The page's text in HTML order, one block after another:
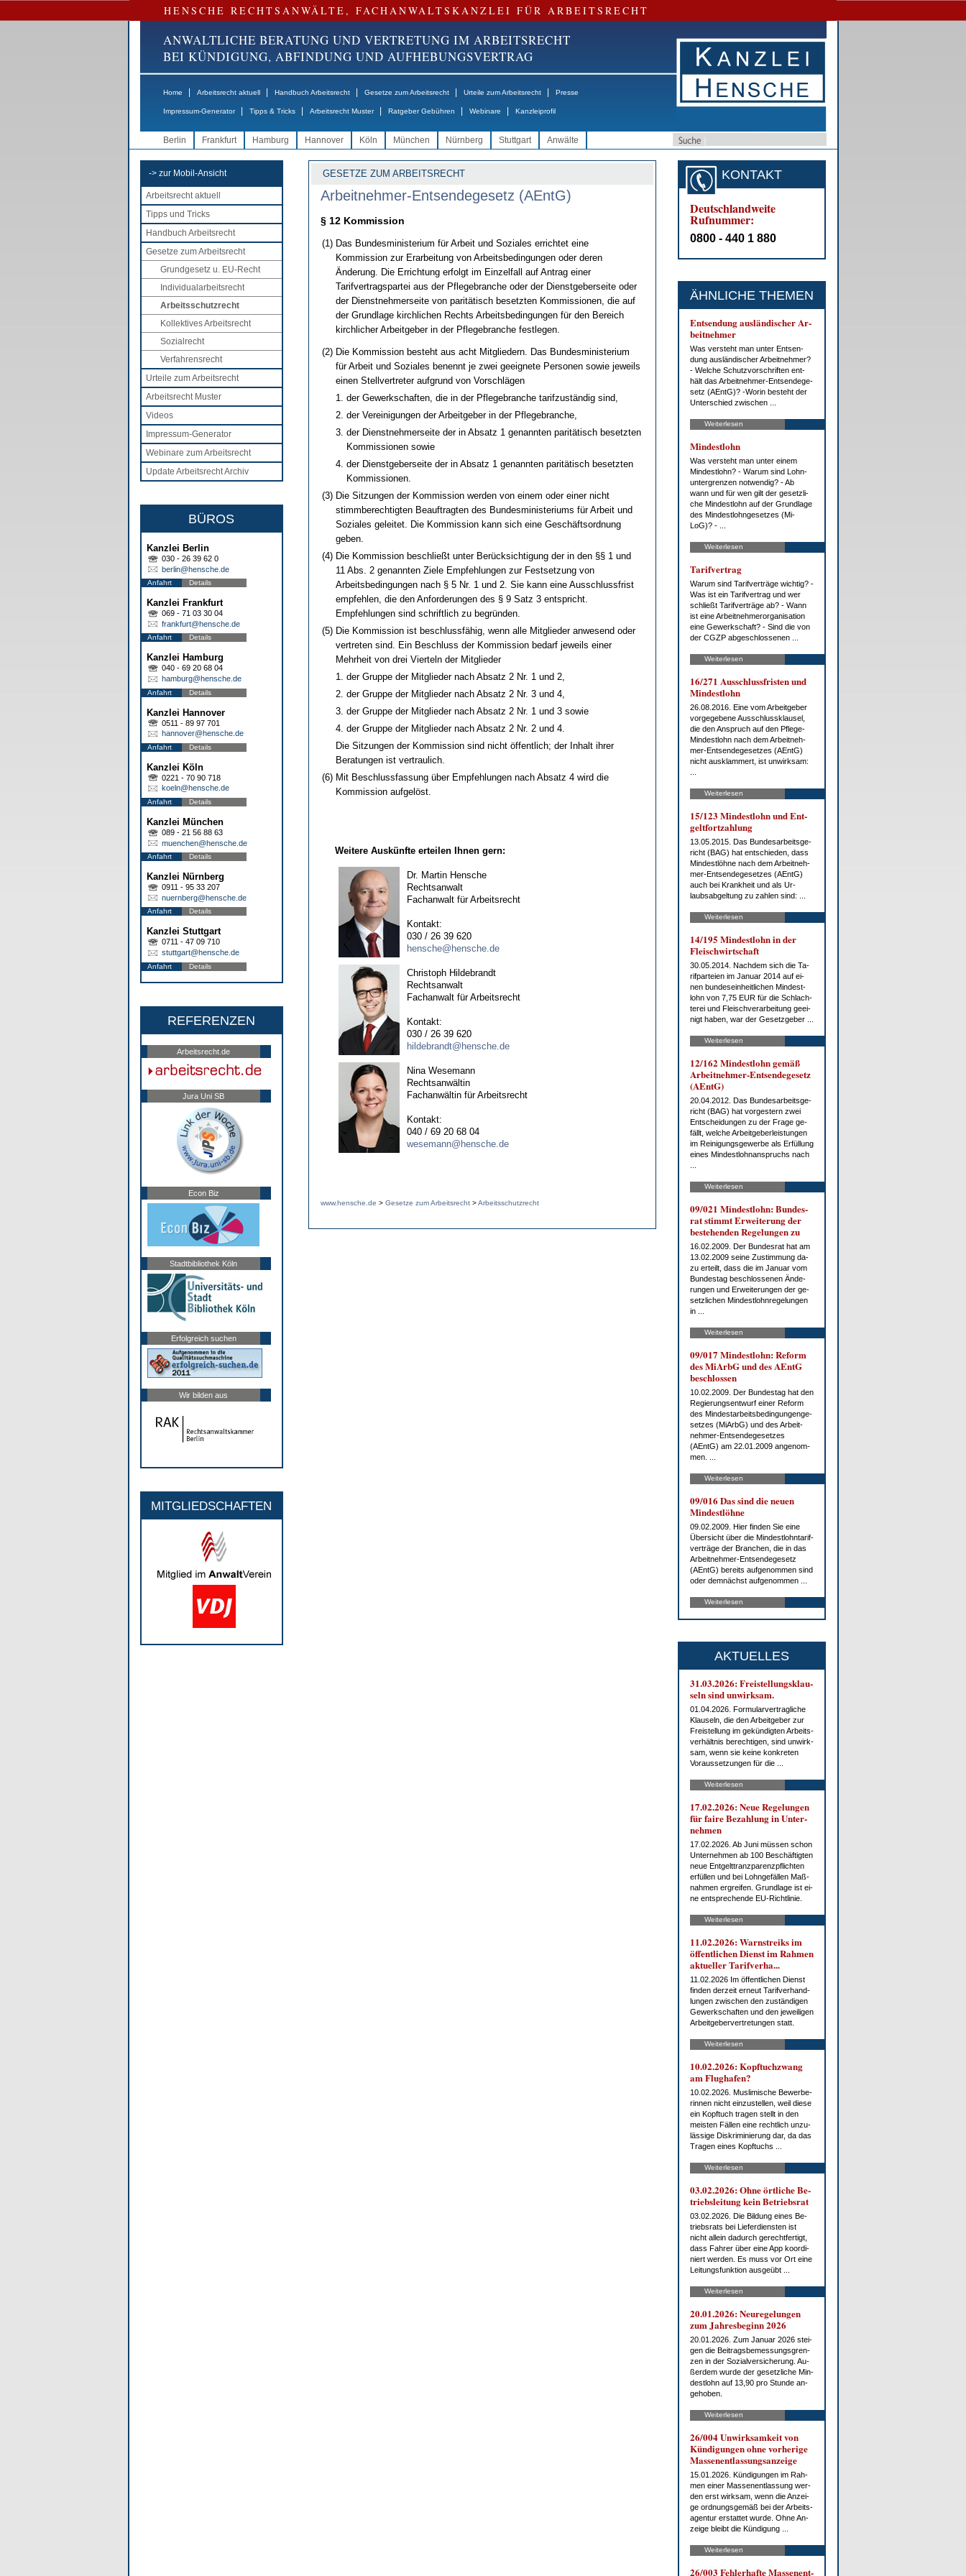
HENSCHE RECHTSANWÄLTE, FACHANWALTSKANZLEI FÜR ARBEITSRECHT
ANWALTLICHE BERATUNG UND VERTRETUNG IM ARBEITSRECHT
BEI KÜNDIGUNG, ABFINDUNG UND AUFHEBUNGSVERTRAG
Home Arbeitsrecht aktuell Handbuch Arbeitsrecht Gesetze zum Arbeitsrecht Urteile zum Arbeitsrecht Presse
Impressum-Generator Tipps & Tricks Arbeitsrecht Muster Ratgeber Gebühren Webinare Kanzleiprofil
Berlin Frankfurt Hamburg Hannover Köln München Nürnberg Stuttgart Anwälte
-> zur Mobil-Ansicht
Arbeitsrecht aktuell
Tipps und Tricks
Handbuch Arbeitsrecht
Gesetze zum Arbeitsrecht
Grundgesetz u. EU-Recht
Individualarbeitsrecht
Arbeitsschutzrecht
Kollektives Arbeitsrecht
Sozialrecht
Verfahrensrecht
Urteile zum Arbeitsrecht
Arbeitsrecht Muster
Videos
Impressum-Generator
Webinare zum Arbeitsrecht
Update Arbeitsrecht Archiv
BÜROS
Kanzlei Berlin
030 - 26 39 62 0
berlin@hensche.de
Anfahrt Details
Kanzlei Frankfurt
069 - 71 03 30 04
frankfurt@hensche.de
Anfahrt Details
Kanzlei Hamburg
040 - 69 20 68 04
hamburg@hensche.de
Anfahrt Details
Kanzlei Hannover
0511 - 89 97 701
hannover@hensche.de
Anfahrt Details
Kanzlei Köln
0221 - 70 90 718
koeln@hensche.de
Anfahrt Details
Kanzlei München
089 - 21 56 88 63
muenchen@hensche.de
Anfahrt Details
Kanzlei Nürnberg
0911 - 95 33 207
nuernberg@hensche.de
Anfahrt Details
Kanzlei Stuttgart
0711 - 47 09 710
stuttgart@hensche.de
Anfahrt Details
REFERENZEN
Arbeitsrecht.de
Jura Uni SB
Econ Biz
Stadtbibliothek Köln
Erfolgreich suchen
Wir bilden aus
MITGLIEDSCHAFTEN
GESETZE ZUM ARBEITSRECHT
Arbeitnehmer-Entsendegesetz (AEntG)
§ 12 Kommission
(1) Das Bundesministerium für Arbeit und Soziales errichtet eine
Kommission zur Erarbeitung von Arbeitsbedingungen oder deren
Änderung. Die Errichtung erfolgt im Einzelfall auf Antrag einer
Tarifvertragspartei aus der Pflegebranche oder der Dienstgeberseite oder
der Dienstnehmerseite von paritätisch besetzten Kommissionen, die auf
der Grundlage kirchlichen Rechts Arbeitsbedingungen für den Bereich
kirchlicher Arbeitgeber in der Pflegebranche festlegen.
(2) Die Kommission besteht aus acht Mitgliedern. Das Bundesministerium
für Arbeit und Soziales benennt je zwei geeignete Personen sowie jeweils
einen Stellvertreter aufgrund von Vorschlägen
1. der Gewerkschaften, die in der Pflegebranche tarifzuständig sind,
2. der Vereinigungen der Arbeitgeber in der Pflegebranche,
3. der Dienstnehmerseite der in Absatz 1 genannten paritätisch besetzten
Kommissionen sowie
4. der Dienstgeberseite der in Absatz 1 genannten paritätisch besetzten
Kommissionen.
(3) Die Sitzungen der Kommission werden von einem oder einer nicht
stimmberechtigten Beauftragten des Bundesministeriums für Arbeit und
Soziales geleitet. Die Kommission kann sich eine Geschäftsordnung
geben.
(4) Die Kommission beschließt unter Berücksichtigung der in den §§ 1 und
11 Abs. 2 genannten Ziele Empfehlungen zur Festsetzung von
Arbeitsbedingungen nach § 5 Nr. 1 und 2. Sie kann eine Ausschlussfrist
empfehlen, die den Anforderungen des § 9 Satz 3 entspricht.
Empfehlungen sind schriftlich zu begründen.
(5) Die Kommission ist beschlussfähig, wenn alle Mitglieder anwesend oder
vertreten sind. Ein Beschluss der Kommission bedarf jeweils einer
Mehrheit von drei Vierteln der Mitglieder
1. der Gruppe der Mitglieder nach Absatz 2 Nr. 1 und 2,
2. der Gruppe der Mitglieder nach Absatz 2 Nr. 3 und 4,
3. der Gruppe der Mitglieder nach Absatz 2 Nr. 1 und 3 sowie
4. der Gruppe der Mitglieder nach Absatz 2 Nr. 2 und 4.
Die Sitzungen der Kommission sind nicht öffentlich; der Inhalt ihrer
Beratungen ist vertraulich.
(6) Mit Beschlussfassung über Empfehlungen nach Absatz 4 wird die
Kommission aufgelöst.
Weitere Auskünfte erteilen Ihnen gern:
Dr. Martin Hensche
Rechtsanwalt
Fachanwalt für Arbeitsrecht
Kontakt:
030 / 26 39 620
hensche@hensche.de
Christoph Hildebrandt
Rechtsanwalt
Fachanwalt für Arbeitsrecht
Kontakt:
030 / 26 39 620
hildebrandt@hensche.de
Nina Wesemann
Rechtsanwältin
Fachanwältin für Arbeitsrecht
Kontakt:
040 / 69 20 68 04
wesemann@hensche.de
www.hensche.de > Gesetze zum Arbeitsrecht >Arbeitsschutzrecht
KONTAKT
Deutschlandweite
Rufnummer:
0800 - 440 1 880
ÄHNLICHE THEMEN
Ent­sen­dung aus­län­di­scher Ar­
beit­neh­mer
Was ver­steht man un­ter Ent­sen­
dung aus­län­di­scher Ar­beit­neh­mer?
- Wel­che Schutz­vor­schrif­ten ent­
hält das Ar­beit­neh­mer-Ent­sen­de­ge­
setz (AEntG)? -Wor­in be­steht der
Un­ter­schied zwi­schen ...
Weiterlesen
Min­dest­lohn
Was ver­steht man un­ter ei­nem
Min­dest­lohn? - War­um sind Lohn­
un­ter­gren­zen not­wen­dig? - Ab
wann und für wen gilt der ge­setz­li­
che Min­dest­lohn auf der Grund­la­ge
des Min­dest­l­ohn­ge­set­zes (Mi­
LoG)? - ...
Weiterlesen
Ta­rif­ver­trag
War­um sind Ta­rif­ver­trä­ge wich­tig? -
Was ist ein Ta­rif­ver­trag und wer
schließt Ta­rif­ver­trä­ge ab? - Wann
ist ei­ne Ar­beit­neh­mer­or­ga­ni­sa­ti­on
ei­ne Ge­werk­schaft? - Sind die von
der CG­ZP ab­ge­schlos­se­nen ...
Weiterlesen
16/271 Aus­schluss­fris­ten und
Min­dest­lohn
26.08.2016. Ei­ne vom Ar­beit­ge­ber
vor­ge­ge­be­ne Aus­schluss­klau­sel,
die den An­spruch auf den Pfle­ge-
Min­dest­lohn nach dem Ar­beit­neh­
mer-Ent­sen­de­ge­set­zes (AEntG)
nicht aus­klam­mert, ist un­wirk­sam:
Weiterlesen
15/123 Min­dest­lohn und Ent­
gelt­fort­zah­lung
13.05.2015. Das Bun­des­ar­beits­ge­
richt (BAG) hat ent­schie­den, dass
Min­dest­löh­ne nach dem Ar­beit­neh­
mer-Ent­sen­de­ge­set­zes (AEntG)
auch bei Krank­heit und als Ur­
laubs­ab­gel­tung zu zah­len sind: ...
Weiterlesen
14/195 Min­dest­lohn in der
Fleisch­wirt­schaft
30.05.2014. Nach­dem sich die Ta­
rif­par­tei­en im Ja­nu­ar 2014 auf ei­
nen bun­des­ein­heit­li­chen Min­dest­
lohn von 7,75 EUR für die Schlach­
te­rei und Fleisch­ver­ar­bei­tung ge­ei­
nigt ha­ben, war der Ge­setz­ge­ber ...
Weiterlesen
12/162 Min­dest­lohn ge­mäß
Ar­beit­neh­mer-Ent­sen­de­ge­setz
(AEntG)
20.04.2012. Das Bun­des­ar­beits­ge­
richt (BAG) hat vor­ges­tern zwei
Ent­schei­dun­gen zu der Fra­ge ge­
fällt, wel­che Ar­beit­ge­ber­leis­tun­gen
im Rei­ni­gungs­ge­wer­be als Er­fül­lung
ei­nes Min­dest­lohn­an­spruchs nach
Weiterlesen
09/021 Min­dest­lohn: Bun­des­
rat stimmt Er­wei­te­rung der
be­ste­hen­den Re­ge­lun­gen zu
16.02.2009. Der Bun­des­rat hat am
13.02.2009 sei­ne Zu­stim­mung da­
zu er­teilt, dass die im Ja­nu­ar vom
Bun­des­tag be­schlos­se­nen Än­de­
run­gen und Er­wei­te­run­gen der ge­
setz­li­chen Min­dest­lohn­re­ge­lun­gen
in ...
Weiterlesen
09/017 Min­dest­lohn: Re­form
des Mi­ArbG und des AEntG
be­schlos­sen
10.02.2009. Der Bun­des­tag hat den
Re­gie­rungs­ent­wurf ei­ner Re­form
des Min­dest­ar­beits­be­din­gun­gen­ge­
set­zes (Mi­ArbG) und des Ar­beit­
neh­mer-Ent­sen­de­ge­set­zes
(AEntG) am 22.01.2009 an­ge­nom­
men. ...
Weiterlesen
09/016 Das sind die neu­en
Min­dest­löh­ne
09.02.2009. Hier fin­den Sie ei­ne
Über­sicht über die Min­dest­lohn­ta­rif­
ver­trä­ge der Bran­chen, die in das
Ar­beit­neh­mer-Ent­sen­de­ge­setz
(AEntG) be­reits auf­ge­nom­men sind
oder dem­nächst auf­ge­nom­men ...
Weiterlesen
AKTUELLES
31.03.2026: Frei­stel­lungs­klau­
seln sind un­wirk­sam.
01.04.2026. For­mu­lar­ver­trag­li­che
Klau­seln, die den Ar­beit­ge­ber zur
Frei­stel­lung im ge­kün­dig­ten Ar­beits­
ver­hält­nis be­rech­ti­gen, sind un­wirk­
sam, wenn sie kei­ne kon­kre­ten
Vor­aus­set­zun­gen für die ...
Weiterlesen
17.02.2026: Neue Re­ge­lun­gen
für fai­re Be­zah­lung in Un­ter­
neh­men
17.02.2026. Ab Ju­ni müs­sen schon
Un­ter­neh­men ab 100 Be­schäf­tig­ten
neue Ent­gelt­tranz­pa­renz­pflich­ten
er­fül­len und bei Lohn­ge­fäl­len Maß­
nah­men er­grei­fen. Grund­la­ge ist ei­
ne ent­spre­chen­de EU-Richt­li­nie.
Weiterlesen
11.02.2026: Warn­streiks im
öf­fent­li­chen Dienst im Rah­men
ak­tu­el­ler Ta­rif­ver­ha...
11.02.2026 Im öf­fent­li­chen Dienst
fin­den der­zeit er­neut Ta­rif­ver­hand­
lun­gen zwi­schen den zu­stän­di­gen
Ge­werk­schaf­ten und den je­wei­li­gen
Ar­beit­ge­ber­ver­tre­tun­gen statt.
Weiterlesen
10.02.2026: Kopf­tuch­zwang
am Flug­ha­fen?
10.02.2026. Mus­li­mi­sche Be­wer­be­
rin­nen nicht ein­zu­stel­len, weil die­se
ein Kopf­tuch tra­gen stellt in den
meis­ten Fäl­len ei­ne recht­lich un­zu­
läs­si­ge Dis­kri­mi­nie­rung dar, da das
Tra­gen ei­nes Kopf­tuchs ...
Weiterlesen
03.02.2026: Oh­ne ört­li­che Be­
triebs­lei­tung kein Be­triebs­rat
03.02.2026. Die Bil­dung ei­nes Be­
triebs­rats bei Lie­fer­diens­ten ist
nicht al­lein da­durch ge­recht­fer­tigt,
dass Fah­rer über ei­ne App ko­or­di­
niert wer­den. Es muss vor Ort ei­ne
Lei­tungs­funk­ti­on aus­ge­übt ...
Weiterlesen
20.01.2026: Neu­re­ge­lun­gen
zum Jah­res­be­ginn 2026
20.01.2026. Zum Ja­nu­ar 2026 stei­
gen die Bei­trags­be­mes­sungs­gren­
zen in der So­zi­al­ver­si­che­rung. Au­
ßer­dem wur­de der ge­setz­li­che Min­
dest­lohn auf 13,90 pro St­un­de an­
ge­ho­ben.
Weiterlesen
26/004 Un­wirk­sam­keit von
Kün­di­gun­gen oh­ne vor­he­ri­ge
Mas­sen­ent­las­sungs­an­zei­ge
15.01.2026. Kün­di­gun­gen im Rah­
men ei­ner Mas­sen­ent­las­sung wer­
den erst wirk­sam, wenn die An­zei­
ge ord­nungs­ge­mäß bei der Ar­beits­
agen­tur er­stat­tet wur­de. Oh­ne An­
zei­ge bleibt die Kün­di­gung ...
Weiterlesen
26/003 Feh­ler­haf­te Mas­sen­ent­